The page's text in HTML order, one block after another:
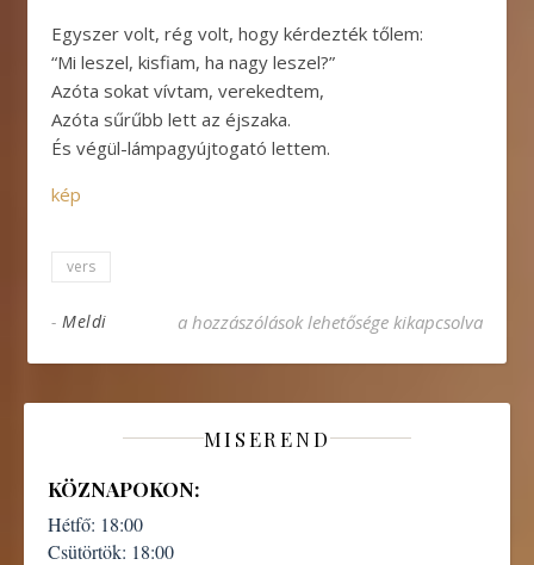
Egyszer volt, rég volt, hogy kérdezték tőlem:
“Mi leszel, kisfiam, ha nagy leszel?”
Azóta sokat vívtam, verekedtem,
Azóta sűrűbb lett az éjszaka.
És végül-lámpagyújtogató lettem.
kép
vers
- Meldi Reményik Sándor: Lámpagyújtogató
a hozzászólások lehetősége kikapcsolva
MISEREND
KÖZNAPOKON:
Hétfő: 18:00
Csütörtök: 18:00